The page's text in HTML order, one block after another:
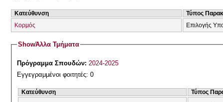
Κατεύθυνση
Τύπος
Κορμός
Επιλογής
ShowΆλλα Τμήματα
Πρόγραμμα Σπουδών:2024-2025
Εγγεγραμμένοι φοιτητές: 0
Κατεύθυνση Τύπος